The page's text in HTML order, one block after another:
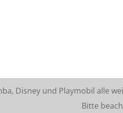
Disney und Playmobil alle
Bitte